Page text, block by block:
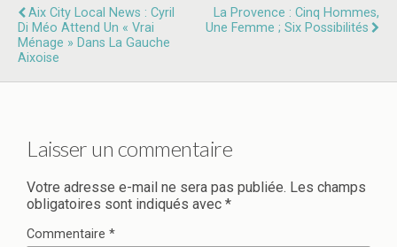
Aix City Local News : Cyril
Di Méo Attend Un « Vrai
Ménage » Dans La Gauche
Aixoise
La Provence : Cinq Hommes,
Une Femme ; Six Possibilités
Laisser un commentaire
Votre adresse e-mail ne sera pas publiée. Les champs
obligatoires sont indiqués avec *
Commentaire *